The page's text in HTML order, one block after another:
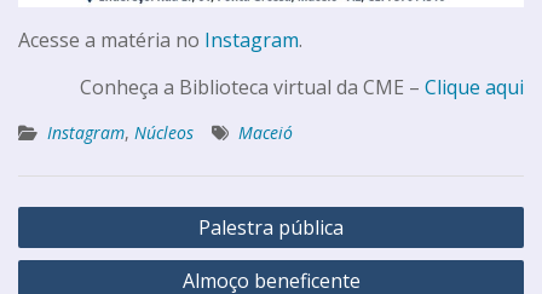
Acesse a matéria no Instagram.
Conheça a Biblioteca virtual da CME – Clique aqui
Instagram, Núcleos Maceió
Palestra pública
Almoço beneficente